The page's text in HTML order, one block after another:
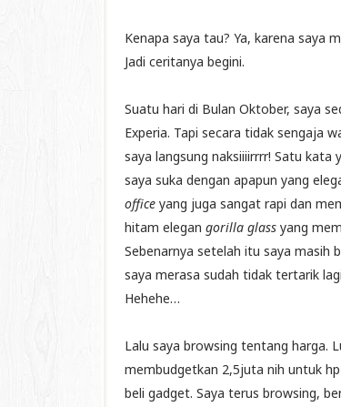
Kenapa saya tau? Ya, karena saya
Jadi ceritanya begini.
Suatu hari di Bulan Oktober, saya
Experia. Tapi secara tidak sengaja
saya langsung naksiiiirrrr! Satu kata
saya suka dengan apapun yang
office yang juga sangat rapi dan
hitam elegan gorilla glass yang
Sebenarnya setelah itu saya masih
saya merasa sudah tidak tertarik
Hehehe…
Lalu saya browsing tentang harga.
membudgetkan 2,5juta nih untuk
beli gadget. Saya terus browsing,